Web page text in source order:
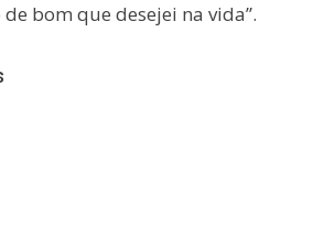
bom que desejei na vida”.